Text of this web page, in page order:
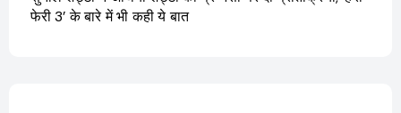
फेरी 3’ के बारे में भी कही ये बात